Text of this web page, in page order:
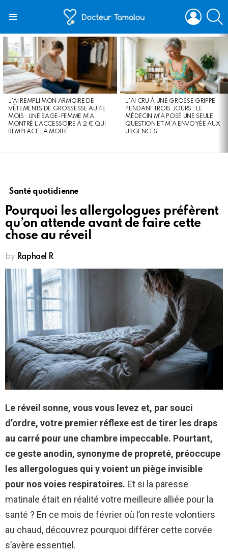
LOGIN
STORIES
J’AI REMPLI MON ARMOIRE DE
VÊTEMENTS DE GROSSESSE AU 4E
MOIS : UNE SAGE-FEMME M’A
MONTRÉ L’ACCESSOIRE À 2 € QUI
REMPLACE LA MOITIÉ
J’AI CRU À UNE GROSSE GRIPPE
PENDANT TROIS JOURS : LE
MÉDECIN M’A POSÉ UNE SEULE
QUESTION ET M’A ENVOYÉE AUX
URGENCES
Santé quotidienne
Pourquoi les allergologues préfèrent
qu’on attende avant de faire cette
chose au réveil
by Raphael R
Le réveil sonne, vous vous levez et, par souci
d’ordre, votre premier réflexe est de tirer les draps
au carré pour une chambre impeccable. Pourtant,
ce geste anodin, synonyme de propreté, préoccupe
les allergologues qui y voient un piège invisible
pour nos voies respiratoires. Et si la paresse
matinale était en réalité votre meilleure alliée pour la
santé ? En ce mois de février où l’on reste volontiers
au chaud, découvrez pourquoi différer cette corvée
s’avère essentiel.